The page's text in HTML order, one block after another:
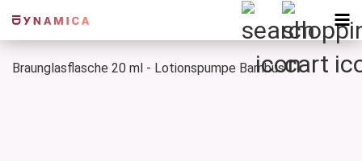
Braunglasflasche 20 ml - Lotionspumpe Bambus